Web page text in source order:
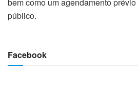
público.
Facebook